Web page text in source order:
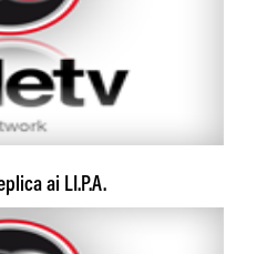
ai LI.P.A.